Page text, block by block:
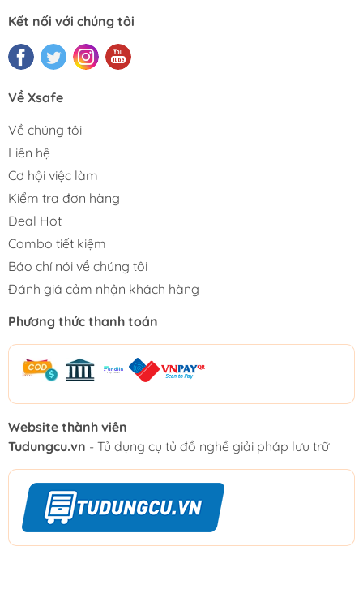
Kết nối với chúng tôi
Về Xsafe
Về chúng tôi
Liên hệ
Cơ hội việc làm
Kiểm tra đơn hàng
Deal Hot
Combo tiết kiệm
Báo chí nói về chúng tôi
Đánh giá cảm nhận khách hàng
Phương thức thanh toán
Website thành viên
Tudungcu.vn - Tủ dụng cụ tủ đồ nghề giải pháp lưu trữ